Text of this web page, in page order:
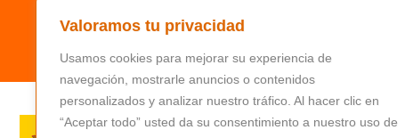
Valoramos tu privacidad
Usamos cookies para mejorar su experiencia de
navegación, mostrarle anuncios o contenidos
personalizados y analizar nuestro tráfico. Al hacer clic en
“Aceptar todo” usted da su consentimiento a nuestro uso de